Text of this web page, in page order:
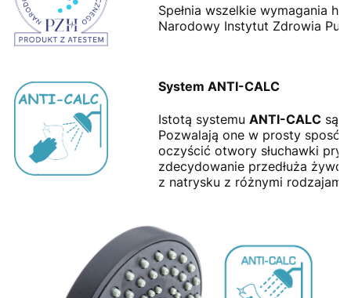
Spełnia wszelkie wymagania
Narodowy Instytut Zdrowia
System ANTI-CALC
Istotą systemu ANTI-CALC są
Pozwalają one w prosty
oczyścić otwory słuchawki
zdecydowanie przedłuża
z natrysku z różnymi rodzajami